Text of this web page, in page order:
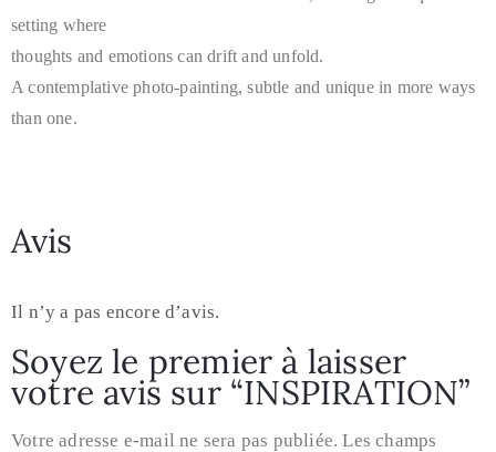
setting where
thoughts and emotions can drift and unfold.
A contemplative photo-painting, subtle and unique in more ways
than one.
Avis
Il n’y a pas encore d’avis.
Soyez le premier à laisser
votre avis sur “INSPIRATION”
Votre adresse e-mail ne sera pas publiée. Les champs